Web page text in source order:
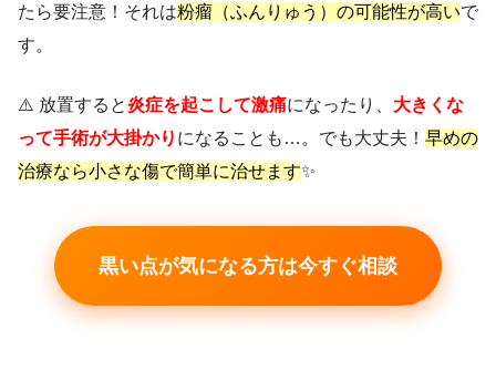
たら要注意！それは粉瘤（ふんりゅう）の可能性が高いで
す。
⚠️ 放置すると炎症を起こして激痛になったり、 大きくな
って手術が大掛かり になることも…。でも大丈夫！ 早めの
治療なら小さな傷で簡単に治せます✨
黒い点が気になる方は今すぐ相談